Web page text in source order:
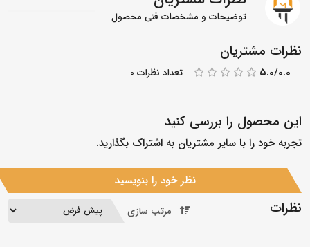
توضیحات و مشخصات فنی محصول
نظرات مشتریان
5.0/0.0 تعداد نظرات 0
این محصول را بررسی کنید
تجربه خود را با سایر مشتریان به اشتراک بگذارید.
نظر خود را بنویسید
نظرات مرتب سازی